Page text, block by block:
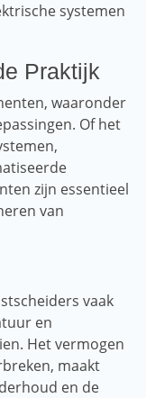
systemen
Praktijk
waaronder
Of het
zijn essentieel
van
vaak
en
Het vermogen
maakt
en de